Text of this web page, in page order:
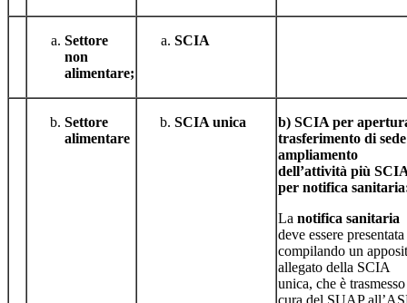
Settore
non
alimentare;
SCIA
Settore
alimentare
SCIA unica
b) SCIA per
trasferimento di
ampliamento
dell’attività più
per notifica
La notifica sanitaria
deve essere presentata
compilando un
allegato della SCIA
unica, che è
cura del SUAP